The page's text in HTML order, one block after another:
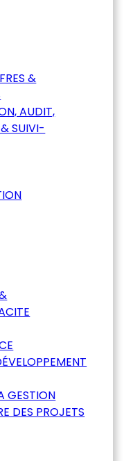
&
AUDIT,
SUIVI-
GESTION
DES PROJETS